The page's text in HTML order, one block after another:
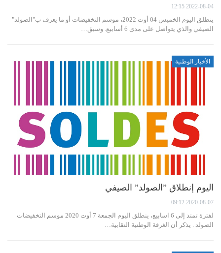
2022-08-04 12:15
ينطلق اليوم الخميس 04 أوت 2022، موسم التخفيضات أو ما يعرف ب"الصولد"
الصيفي والذي يتواصل على مدى 6 أسابيع. وسبق…
الأخبار الوطنية
اليوم إنطلاق ”الصولد” الصيفي
2020-08-07 09:12
لفترة تمتد إلى 6 اسابيع، ينطلق اليوم الجمعة 7 أوت 2020 موسم التخفيضات
الصولد . يذكر أن الغرفة الوطنية النقابية…